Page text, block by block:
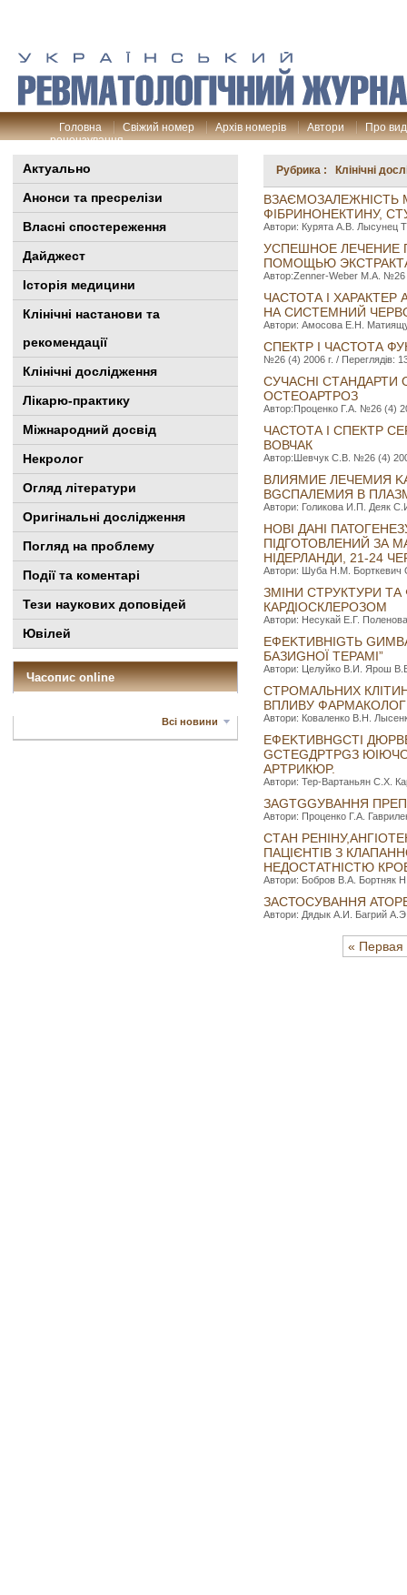
Головна Свіжий номер Архів номерів Автори
Про
рецензування
Актуально
Анонси та пресрелізи
Власні спостереження
Дайджест
Історія медицини
Клінiчні настанови та
рекомендації
Клінічні дослідження
Лікарю-практику
Міжнародний досвід
Некролог
Огляд літератури
Оригінальні дослідження
Погляд на проблему
Події та коментарі
Тези наукових доповідей
Ювілей
Часопис online
Всі новини
Рубрика : Клінічні
ВЗАЄМОЗАЛЕЖНІСТЬ
ФІБРИНОНЕКТИНУ,
Автори: Курята A.B. Лысунец
УСПЕШНОЕ ЛЕЧЕНИЕ
ПОМОЩЬЮ
Автор:Zenner-Weber M.A. №26
ЧАСТОТА І
НА СИСТЕМНИЙ
Автори: Амосова Е.Н.
СПЕКТР І ЧАСТОТА
№26 (4) 2006 г. / Переглядів:
СУЧАСНІ СТАНДАРТИ
ОСТЕОАРТРОЗ
Автор:Проценко Г.А. №26 (4)
ЧАСТОТА І СПЕКТР
ВОВЧАК
Автор:Шевчук С.В. №26 (4)
BЛИЯMИE ЛEЧEMИЯ
BGCПAЛEMИЯ B
Автори: Голикова И.П. Деяк
НОВІ ДАНІ
ПІДГОТОВЛЕНИЙ ЗА
НІДЕРЛАНДИ, 21-24
Автори: Шуба Н.М. Борткевич
ЗМІНИ СТРУКТУРИ ТА
КАРДІОСКЛЕРОЗОМ
Автори: Несукай Е.Г.
EФEKTИBHIGTЬ
БAЗИGHОЇ TEPAMI”
Автори: Целуйко В.И. Ярош
СТРОМАЛЬНИХ
ВПЛИВУ
Автори: Коваленко В.Н.
EФEKTИBHGCTI
GCTEGДPTPGЗ
APТPИКЮP.
Автори: Тер-Вартаньян С.Х.
ЗAGTGGУBAHHЯ
Автори: Проценко Г.А.
СТАН
ПАЦІЄНТІВ З
НЕДОСТАТНІСТЮ
Автори: Бобров В.А. Бортняк
ЗАСТОСУВАННЯ
Автори: Дядык А.И. Багрий
« Первая